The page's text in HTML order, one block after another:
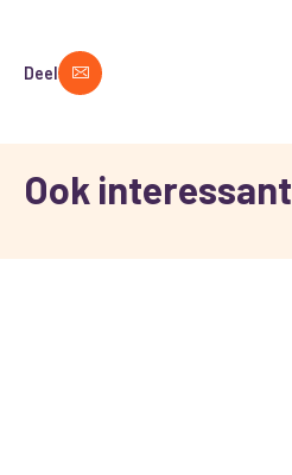
Deel
Ook interessant